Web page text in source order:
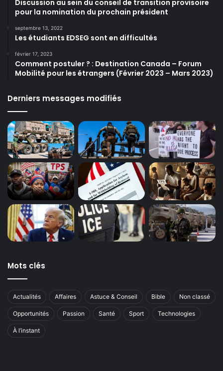
Discussion au sein du conseil de transition provisoire
pour la nomination du prochain président
septembre 13, 2022
Les étudiants EDSEG sont en difficultés
février 17, 2023
Comment postuler ? : Destination Canada – Forum
Mobilité pour les étrangers (Février 2023 – Mars 2023)
Derniers messages modifiés
Mots clés
Actualités Affaires Astuce & Conseil Bible Non classé
Opportunités Passion Santé Sport Technologies
À l’instant